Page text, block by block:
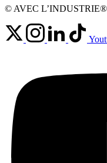
© AVEC